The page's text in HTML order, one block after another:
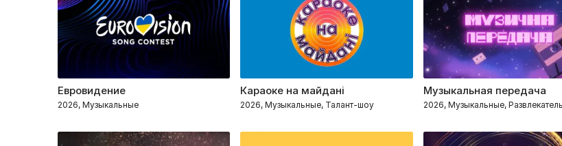
Евровидение
2026, Музыкальные
Караоке на майдані
2026, Музыкальные, Талант-шоу
Музыкальная передача
2026, Музыкальные,